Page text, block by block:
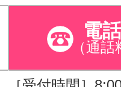
電
（通話